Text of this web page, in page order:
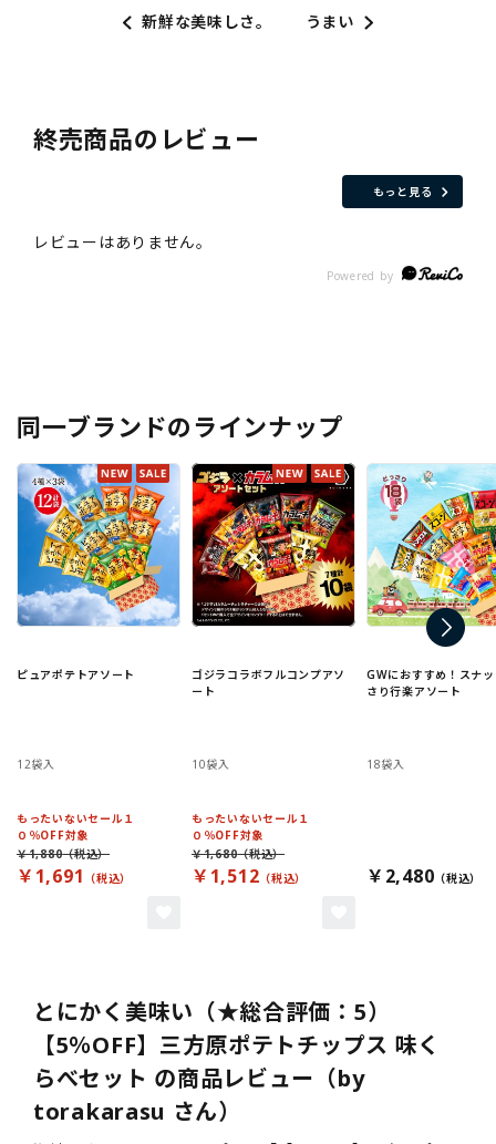
新鮮な美味しさ。 うまい
終売商品のレビュー
もっと見る
同一ブランドのラインナップ
ピュアポテトアソート
12袋入
もったいないセール１
０％OFF対象
￥1,691
￥1,880
ゴジラコラボフルコンプアソ
ート
10袋入
もったいないセール１
０％OFF対象
￥1,512
￥1,680
GWにおすすめ！スナ
さり行楽アソート
18袋入
￥2,480
とにかく美味い（★総合評価：5）
【5％OFF】三方原ポテトチップス 味く
らべセット の商品レビュー（by
torakarasu さん）